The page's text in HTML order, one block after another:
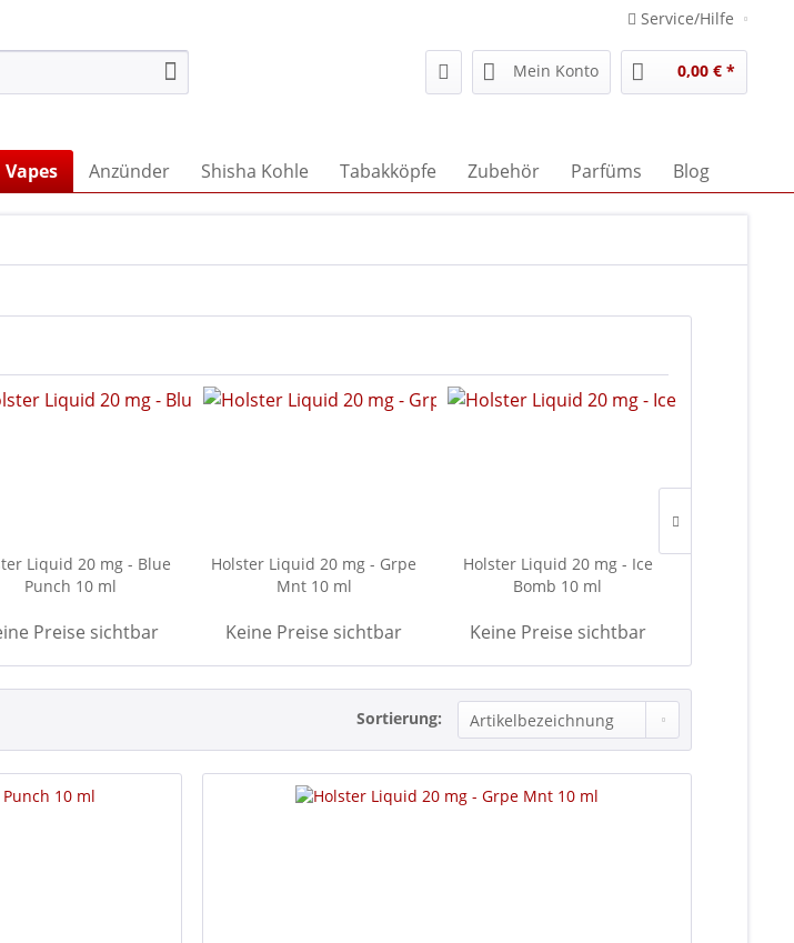
Service/Hilfe
Mein Konto 0,00 € *
Vapes Anzünder Shisha Kohle Tabakköpfe Zubehör Parfüms Blog
Liquid 20 mg - Blue
Punch 10 ml
Preise sichtbar
Holster Liquid 20 mg - Grpe
Mnt 10 ml
Keine Preise sichtbar
Holster Liquid 20 mg - Ice
Bomb 10 ml
Keine Preise sichtbar
Sortierung: